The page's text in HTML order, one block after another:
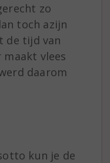
zo
toch azijn
de tijd van
vlees
daarom
kun je de